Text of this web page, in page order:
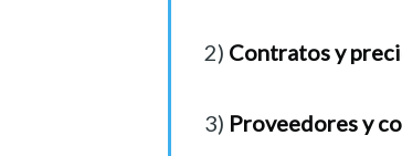
2) Contratos y
3) Proveedores y